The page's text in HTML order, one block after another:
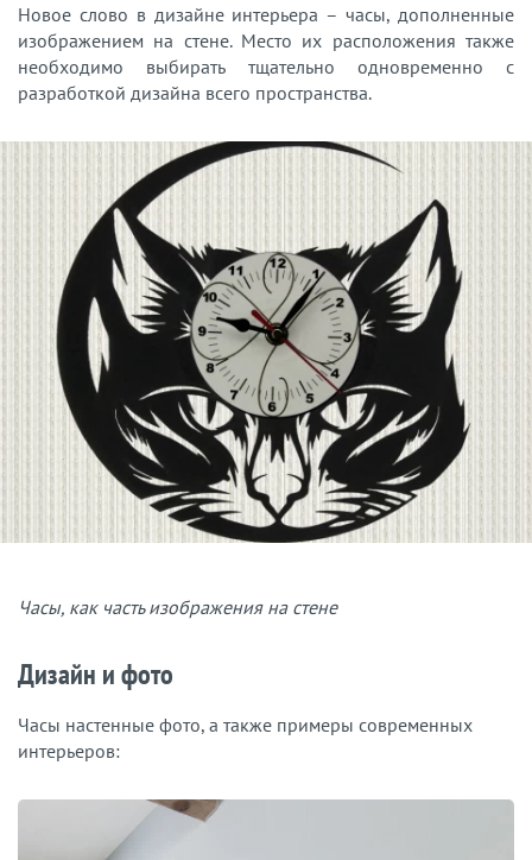
Новое слово в дизайне интерьера – часы, дополненные
изображением на стене. Место их расположения также
необходимо выбирать тщательно одновременно с
разработкой дизайна всего пространства.
Часы, как часть изображения на стене
Дизайн и фото
Часы настенные фото, а также примеры современных
интерьеров: